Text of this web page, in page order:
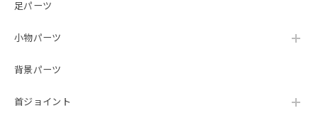
足パーツ
小物パーツ
背景パーツ
首ジョイント